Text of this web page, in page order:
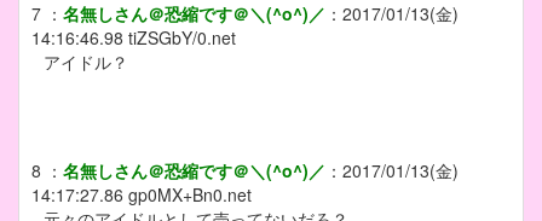
7 ： 名無しさん＠恐縮です＠＼(^o^)／ ： 2017/01/13(金)
14:16:46.98 tiZSGbY/0.net
アイドル？
8 ： 名無しさん＠恐縮です＠＼(^o^)／ ： 2017/01/13(金)
14:17:27.86 gp0MX+Bn0.net